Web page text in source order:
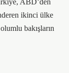
ABD’den
ikinci ülke
bakışların